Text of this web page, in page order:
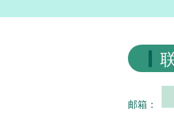
邮箱：